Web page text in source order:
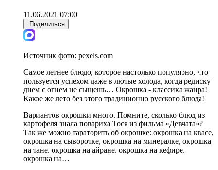
11.06.2021 07:00
Поделиться
Источник фото: pexels.com
Самое летнее блюдо, которое настолько популярно, что
пользуется успехом даже в лютые холода, когда редиску
днем с огнем не сыщешь… Окрошка - классика жанра!
Какое же лето без этого традиционно русского блюда!
Вариантов окрошки много. Помните, сколько блюд из
картофеля знала повариха Тося из фильма «Девчата»?
Так же можно тараторить об окрошке: окрошка на квасе,
окрошка на сыворотке, окрошка на минералке, окрошка
на тане, окрошка на айране, окрошка на кефире,
окрошка на…